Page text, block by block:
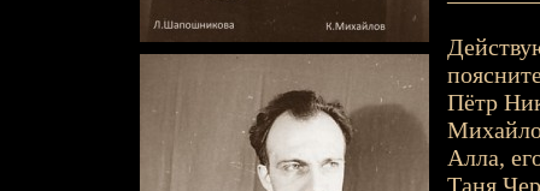
Пётр
Алла,
Таня